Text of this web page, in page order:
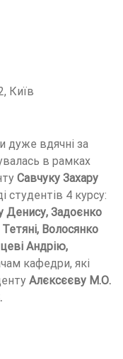
Київ
дуже вдячні за
в рамках
Савчуку Захару
студентів 4 курсу:
Денису, Задоєнко
Волосянко
Андрію,
кафедри, які
Алєксєєву М.О.